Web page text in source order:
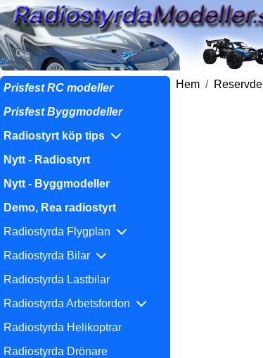
Prisfest RC modeller
Prisfest Byggmodeller
Radiostyrt köp tips
Nytt - Radiostyrt
Nytt - Byggmodeller
Demo, Rea radiostyrt
Radiostyrda Flygplan
Radiostyrda Bilar
Radiostyrda Lastbilar
Radiostyrda Arbetsfordon
Radiostyrda Helikoptrar
Radiostyrda Drönare
Hem